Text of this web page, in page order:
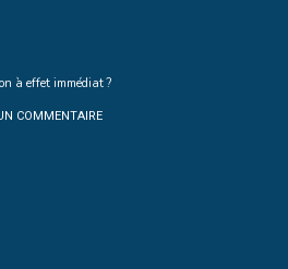
à effet immédiat ?
COMMENTAIRE